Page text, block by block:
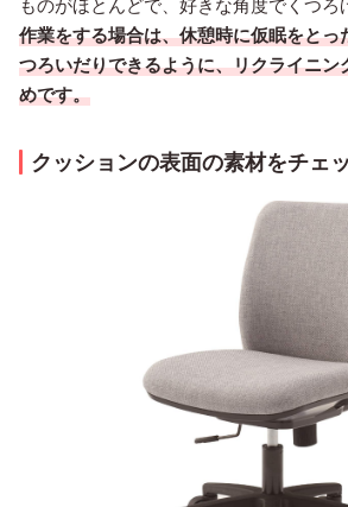
ものがほとんどで、好きな角度でくつろ
作業をする場合は、休憩時に仮眠をとっ
つろいだりできるように、リクライニン
めです。
クッションの表面の素材をチェ